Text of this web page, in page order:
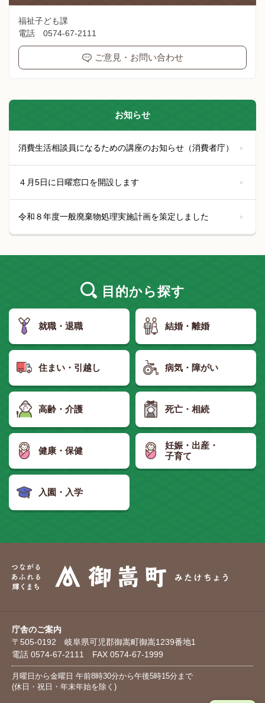
福祉子ども課
電話 0574-67-2111
ご意見・お問い合わせ
お知らせ
消費生活相談員になるための講座のお知らせ（消費者庁）
４月5日に日曜窓口を開設します
令和８年度一般廃棄物処理実施計画を策定しました
目的から探す
就職・退職 結婚・離婚
住まい・引越し 病気・障がい
高齢・介護 死亡・相続
健康・保健
妊娠・出産・
子育て
入園・入学
庁舎のご案内
〒505-0192 岐阜県可児郡御嵩町御嵩1239番地1
電話 0574-67-2111 FAX 0574-67-1999
月曜日から金曜日 午前8時30分から午後5時15分まで
(休日・祝日・年末年始を除く)